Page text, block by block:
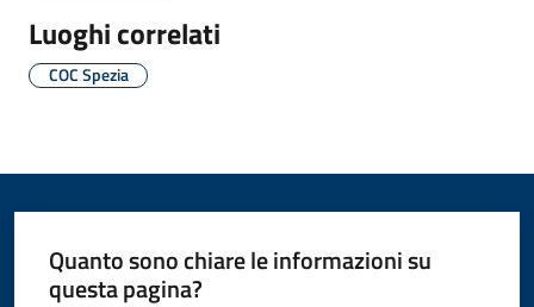
Vivere
il
Luoghi correlati
COC Spezia
Quanto sono chiare le informazioni su
questa pagina?